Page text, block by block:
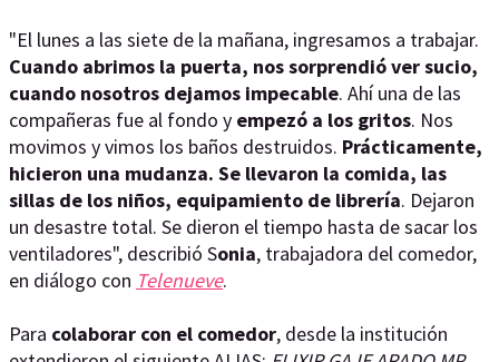
"El lunes a las siete de la mañana, ingresamos a trabajar.
Cuando abrimos la puerta, nos sorprendió ver sucio,
cuando nosotros dejamos impecable. Ahí una de las
compañeras fue al fondo y empezó a los gritos. Nos
movimos y vimos los baños destruidos. Prácticamente,
hicieron una mudanza. Se llevaron la comida, las
sillas de los niños, equipamiento de librería. Dejaron
un desastre total. Se dieron el tiempo hasta de sacar los
ventiladores", describió Sonia, trabajadora del comedor,
en diálogo con Telenueve.
Para colaborar con el comedor, desde la institución